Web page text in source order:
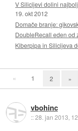
V Silicijevi dolini
19. okt 2012
Domače branje:
DoubleRecall eden od
Kiberpipa in Silicijeva
« 1 2 »
vbohinc
::28. jan 2013,